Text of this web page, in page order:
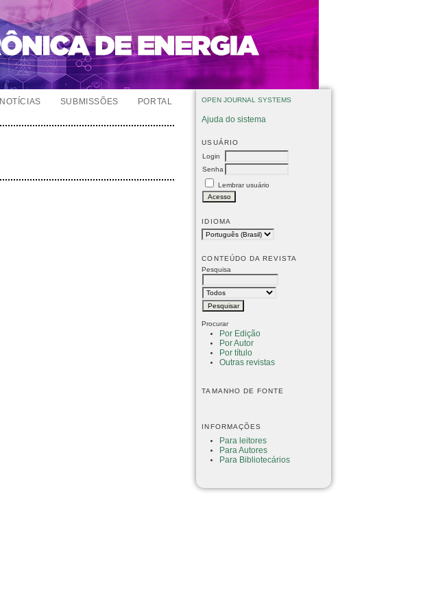
OPEN JOURNAL SYSTEMS
Ajuda do sistema
USUÁRIO
Login
Senha
Lembrar usuário
IDIOMA
CONTEÚDO DA REVISTA
Pesquisa
Procurar
Por Edição
Por Autor
Por título
Outras revistas
TAMANHO DE FONTE
INFORMAÇÕES
Para leitores
Para Autores
Para Bibliotecários
NOTÍCIAS SUBMISSÕES
PORTAL